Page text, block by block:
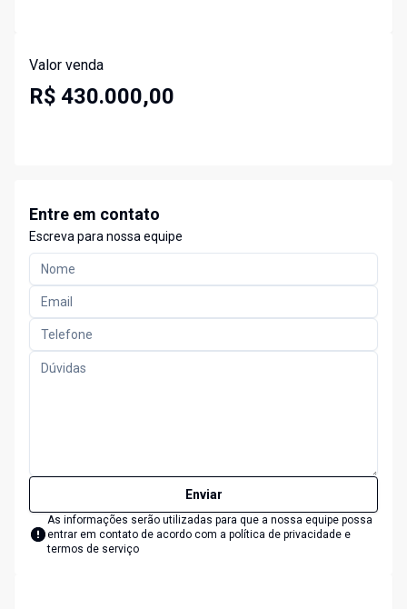
Valor venda
R$ 430.000,00
Entre em contato
Escreva para nossa equipe
Enviar
As informações serão utilizadas para que a nossa equipe possa
entrar em contato de acordo com a política de privacidade e
termos de serviço